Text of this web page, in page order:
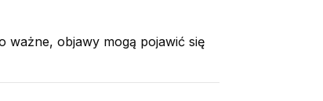
ważne, objawy mogą pojawić się